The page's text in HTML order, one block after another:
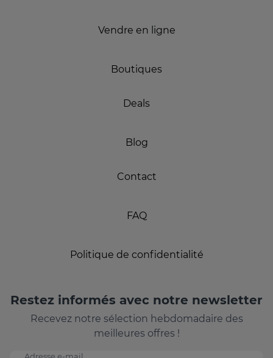
Vendre en ligne
Boutiques
Deals
Blog
Contact
FAQ
Politique de confidentialité
Restez informés avec notre newsletter
Recevez notre sélection hebdomadaire des
meilleures offres !